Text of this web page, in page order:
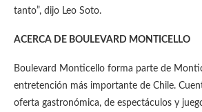
tanto”, dijo Leo Soto.
ACERCA DE BOULEVARD MONTICELLO
Boulevard Monticello forma parte de
entretención más importante de Chile.
oferta gastronómica, de espectáculos y